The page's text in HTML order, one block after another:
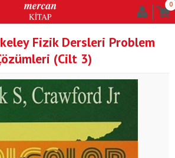
0
Fizik Dersleri Problem
(Cilt 3)